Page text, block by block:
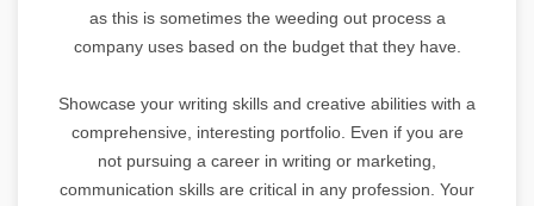
as this is sometimes the weeding out process a
company uses based on the budget that they have.
Showcase your writing skills and creative abilities with a
comprehensive, interesting portfolio. Even if you are
not pursuing a career in writing or marketing,
communication skills are critical in any profession. Your